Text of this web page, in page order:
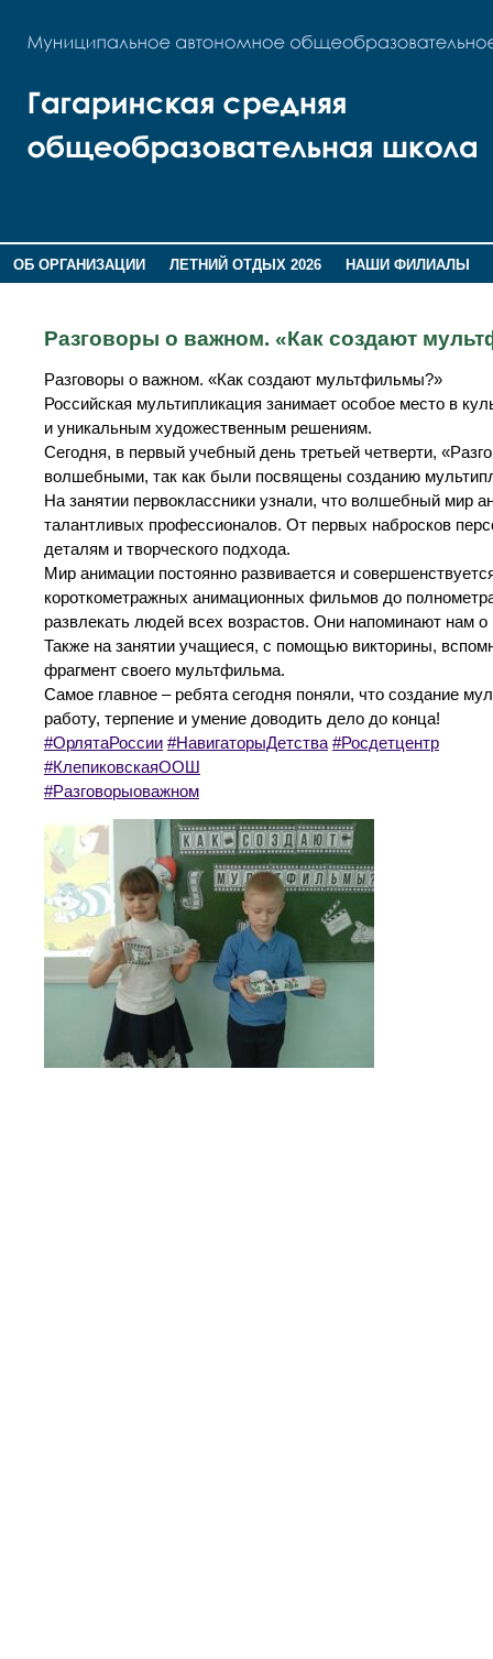
ОБ ОРГАНИЗАЦИИ ЛЕТНИЙ ОТДЫХ 2026
НАШИ ФИЛИАЛЫ
Разговоры о важном. «Как создают
Разговоры о важном. «Как создают мультфильмы?»
Российская мультипликация занимает особое место в
и уникальным художественным решениям.
Сегодня, в первый учебный день третьей четверти,
волшебными, так как были посвящены созданию
На занятии первоклассники узнали, что волшебный мир
талантливых профессионалов. От первых набросков
деталям и творческого подхода.
Мир анимации постоянно развивается и
короткометражных анимационных фильмов до
развлекать людей всех возрастов. Они напоминают нам
Также на занятии учащиеся, с помощью викторины,
фрагмент своего мультфильма.
Самое главное – ребята сегодня поняли, что создание
работу, терпение и умение доводить дело до конца!
#ОрлятаРоссии #НавигаторыДетства #Росдетцентр
#КлепиковскаяООШ
#Разговорыоважном